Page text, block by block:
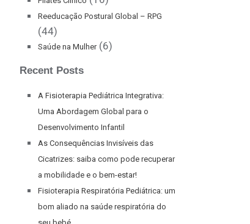
Reeducação Postural Global – RPG
(44)
Saúde na Mulher(6)
Recent Posts
A Fisioterapia Pediátrica Integrativa:
Uma Abordagem Global para o
Desenvolvimento Infantil
As Consequências Invisíveis das
Cicatrizes: saiba como pode recuperar
a mobilidade e o bem-estar!
Fisioterapia Respiratória Pediátrica: um
bom aliado na saúde respiratória do